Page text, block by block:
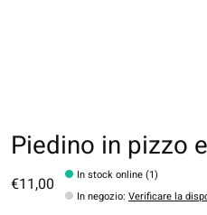
Piedino in pizzo
€11,00
In stock online (1)
In negozio:Verificare la